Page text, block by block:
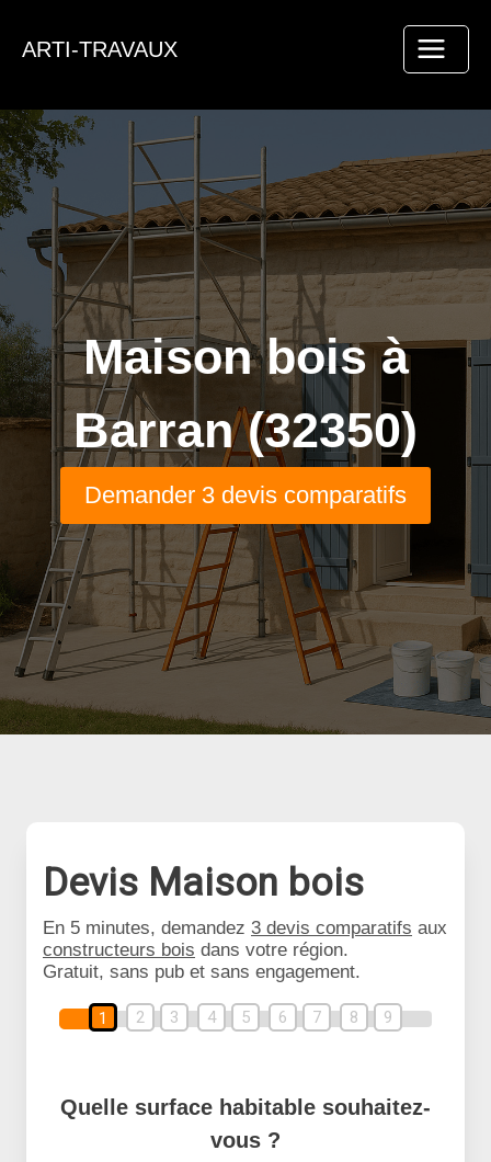
ARTI-TRAVAUX
Maison bois à
Barran (32350)
Demander 3 devis comparatifs
Devis Maison bois
En 5 minutes, demandez 3 devis comparatifs aux
constructeurs bois dans votre région.
Gratuit, sans pub et sans engagement.
1 2 3 4 5 6 7 8 9
Quelle surface habitable souhaitez-
vous ?